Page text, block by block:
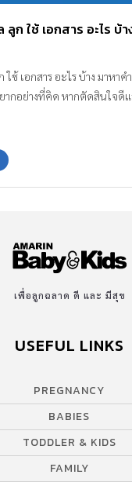
นสำหรับผู้ใช้บริการที่มีประวั
ะประชาชนทั่วไป สามารถส
ยืนยันข้อมูลบุคคลกับฐานข้อมู
การตรวจสอบ ดังนี้ เลขบัตรป
ชื่อบิดา และ […]
ลูก ใช้ เอกสาร อะไร บ้
ใช้ เอกสาร อะไร บ้าง มาหา
ากอย่างที่คิด หากตัดสินใจดี
เพื่อลูกฉลาด ดี และ มีสุข
USEFUL LINKS
PREGNANCY
BABIES
TODDLER & KIDS
FAMILY